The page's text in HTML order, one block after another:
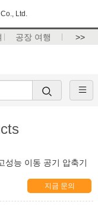
Ltd.
공장 여행 >>
성능 이동 공기 압축기
지금 문의